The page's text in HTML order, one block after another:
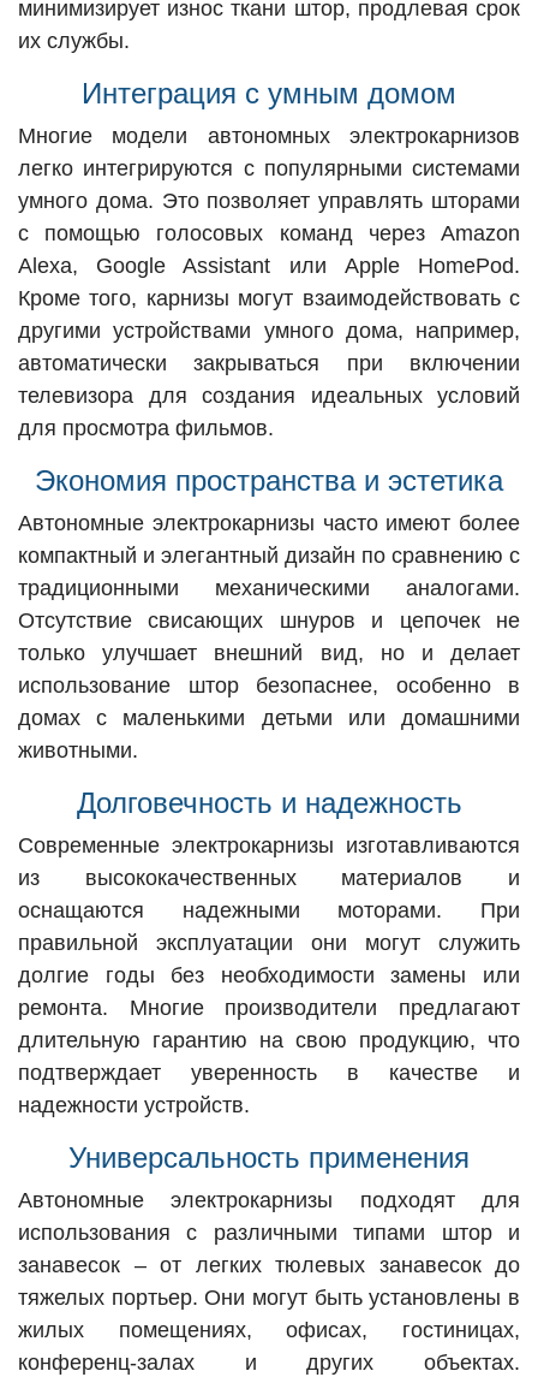
минимизирует износ ткани штор, продлевая срок
их службы.
Интеграция с умным домом
Многие модели автономных электрокарнизов
легко интегрируются с популярными системами
умного дома. Это позволяет управлять шторами
с помощью голосовых команд через Amazon
Alexa, Google Assistant или Apple HomePod.
Кроме того, карнизы могут взаимодействовать с
другими устройствами умного дома, например,
автоматически закрываться при включении
телевизора для создания идеальных условий
для просмотра фильмов.
Экономия пространства и эстетика
Автономные электрокарнизы часто имеют более
компактный и элегантный дизайн по сравнению с
традиционными механическими аналогами.
Отсутствие свисающих шнуров и цепочек не
только улучшает внешний вид, но и делает
использование штор безопаснее, особенно в
домах с маленькими детьми или домашними
животными.
Долговечность и надежность
Современные электрокарнизы изготавливаются
из высококачественных материалов и
оснащаются надежными моторами. При
правильной эксплуатации они могут служить
долгие годы без необходимости замены или
ремонта. Многие производители предлагают
длительную гарантию на свою продукцию, что
подтверждает уверенность в качестве и
надежности устройств.
Универсальность применения
Автономные электрокарнизы подходят для
использования с различными типами штор и
занавесок – от легких тюлевых занавесок до
тяжелых портьер. Они могут быть установлены в
жилых помещениях, офисах, гостиницах,
конференц-залах и других объектах.